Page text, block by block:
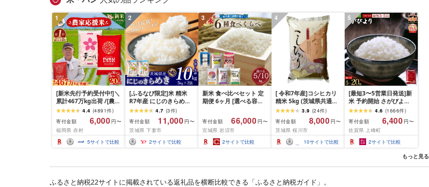
手県 盛岡市 東北 岩手 盛
岡 shikoku001k
1
[新米先行予約受付中!]＼
累計467万kg出荷 /[農家
応援米]訳あり 令和7年産
令和8年産ふくきらり 夢
つくし 5kg 10kg 15kg
20kg [選べる品種・内容
量・出荷時期]複数原料
米 白米 精米 国産 限定
4.4 (4891件)
寄付金額
6,000 円〜
福岡県 赤村
5サイトで比較
2
[ふるなび限定]米 精米
R7年産 にじのきらめき
10kg 10月 FN-Limited-
4.7 (3件)
寄付金額
11,000 円〜
茨城県 下妻市
2サイトで比較
3
新米 食べ比べセット 定
期便 6ヶ月 [選べる容量]
ん つきあかり つや姫 に
じのきらめき だて正夢
ひとめぼれ ササニシキ
セット 銘柄米 味比べ バ
リエーション お楽しみ
寄付金額 66,000 円〜
宮城県 岩沼市
2サイトで比較
4
[ 令和7年産]コシヒカリ
精米 5kg (茨城県共通返
礼品 かすみがうら市) 米
ごはん もっちり 甘い コ
メ お米 白米
3.9 (24件)
寄付金額
8,000 円〜
茨城県 桜川市
10サイトで比較
5
[最短3〜5営業日発送]新
米 予約開始 さがびより
精米 無洗米[選べる容
量]★単一米★総合1位獲
得★選べる発送月★特A
評価16年連続 7年産 定
期便 佐賀県産米 令和 先
行予約 米 お米 精米 白米
ブランド米 5kg 10kg
4.6 (1666件)
寄付金額
6,400 円〜
佐賀県 上峰町
2サイトで比較
もっと見る
ふるさと納税22サイトに掲載されている返礼品を横断比較できる「ふるさと納税ガイド」。